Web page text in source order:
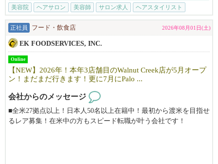
カリフォルニアで10年以上地元のお客様に愛されているJapanese h
「日本の技術で満足してもらいたい！」そんな思いで一人一人の
明るく、フレンドリーな雰囲気で、溶け込みやすい環境です。仕
事も親切・丁寧に教えますので安心して働けます。
まずはお気軽にfostercity@viangehair.comへご連絡下さい。ご応募
お待ちしております。
美容院
ヘアサロン 美容師 サロン求人 ヘアスタイリスト
正社員 フード・飲食店 2026年08月01日(土)
EK FOODSERVICES, INC.
Online
【NEW】2026年！本年3店舗目のWalnut Creek店が5月オープ
ン！まだまだ行きます！更に7月にPalo ...
会社からのメッセージ
■全米27拠点以上！日本人50名以上在籍中！最初から渡米を目指せ
るレア募集！在米中の方もスピード転職が叶う会社です！